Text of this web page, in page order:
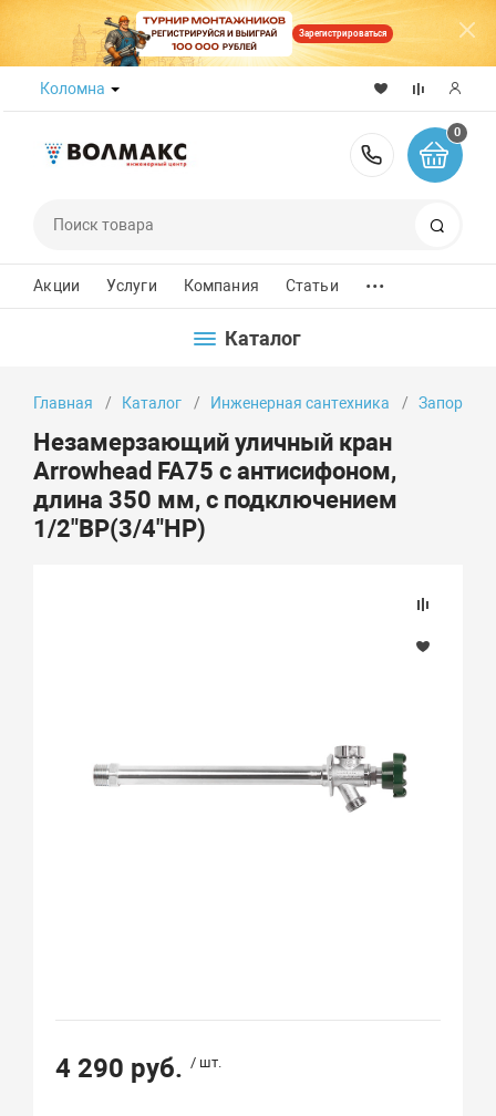
Зарегистрироваться
Коломна
8 (800)
0
Акции Услуги Компания Статьи ...
Каталог
Главная Каталог Инженерная сантехника Запорно-
Незамерзающий уличный кран
Arrowhead FA75 с антисифоном,
длина 350 мм, c подключением
1/2"ВР(3/4"НР)
4 290 руб. / шт.